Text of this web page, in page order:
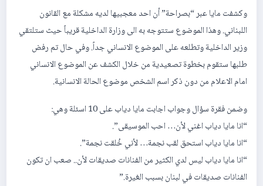
وكشفت مايا عبر “بصراحة” أن احد معجبيها لديه مشكلة مع القانون
اللبناني. وهذا الموضوع ستتوجه به الى وزارة الداخلية قريباً حيث ستلتقي
وزير الداخلية وتطلعه على الموضوع الانساني جداً. وفي حال تم رفض
طلبها ستقوم بخطوة تصعيدية من خلال الكشف عن الموضوع الانساني
امام الاعلام من دون ذكر اسم الشخص موضوع الحالة الانسانية.
‏وضمن فقرة سؤال وجواب اجابت مايا دياب على 10 اسئلة وهي:
“انا مايا دياب اغني لأن… احب الموسيقى”.
“انا مايا دياب استحق لقب نجمة… لأني خُلقت نجمة”.
“انا مايا دياب ليس لدي الكثير من الفنانات صديقات لأن.. صعب ان تكون
الفنانات صديقات في لبنان بسبب الغيرة.”